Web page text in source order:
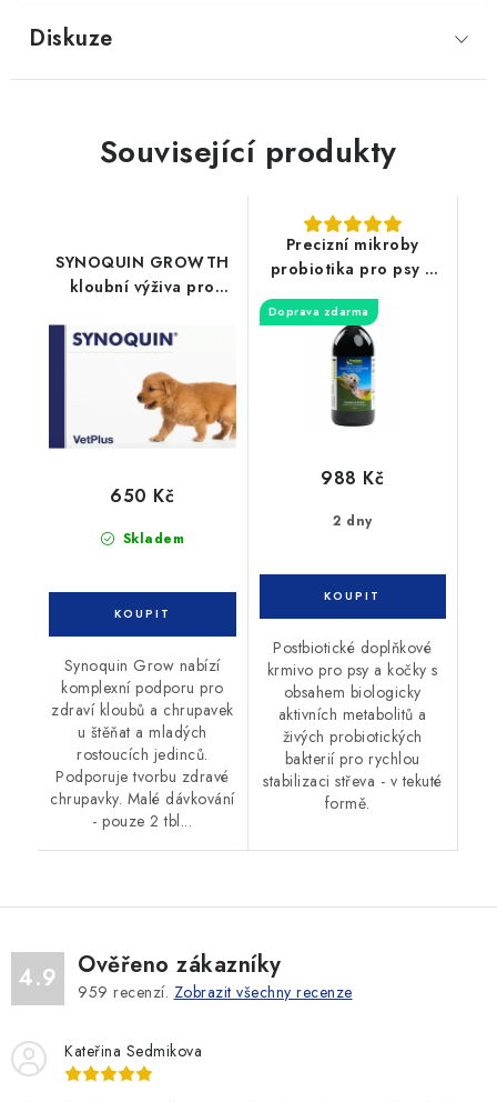
Diskuze
Související produkty
SYNOQUIN GROWTH
kloubní výživa pro
Skladem
650 Kč
Synoquin Grow nabízí
komplexní podporu pro
zdraví kloubů a chrupavek
u štěňat a mladých
rostoucích jedinců.
Podporuje tvorbu zdravé
chrupavky. Malé dávkování
- pouze 2 tbl...
Precizní mikroby
probiotika pro psy a
kočky 1000ml
Doprava zdarma
2 dny
988 Kč
Postbiotické doplňkové
krmivo pro psy a kočky s
obsahem biologicky
aktivních metabolitů a
živých probiotických
bakterií pro rychlou
stabilizaci střeva - v tekuté
formě.
4.9 Ověřeno zákazníky
959 recenzí. Zobrazit všechny recenze
Kateřina Sedmikova